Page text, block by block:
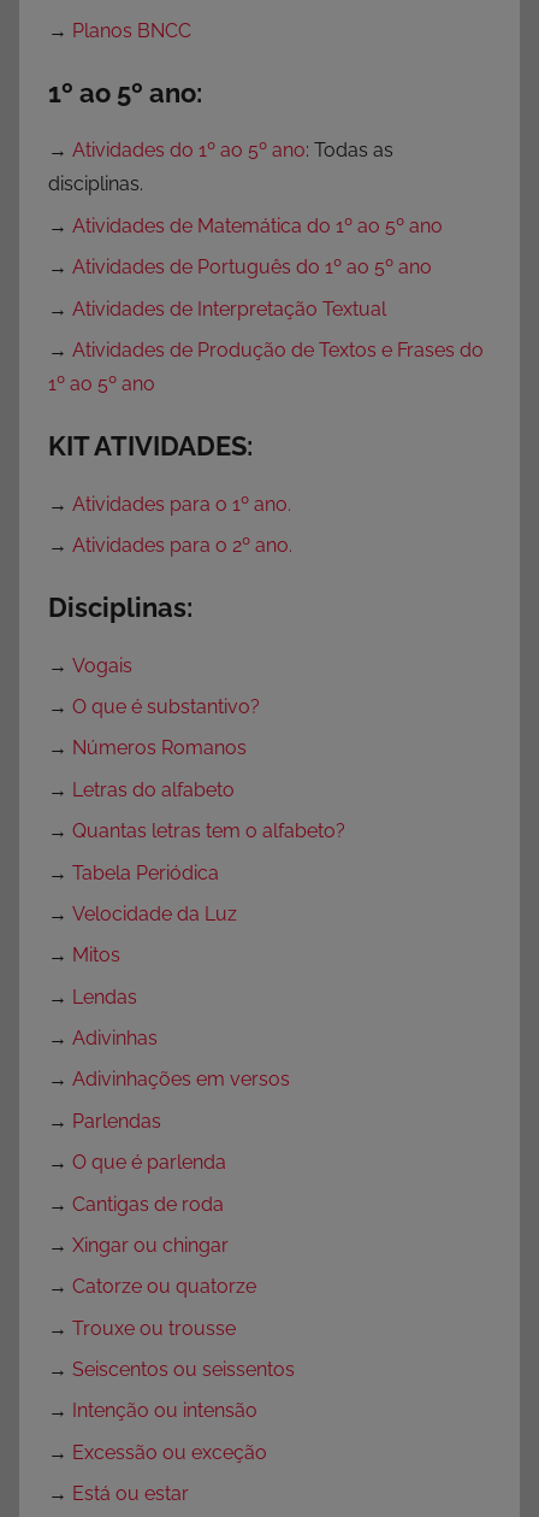
v
d
e
p
a
r
f
e
o
r
→ Planos BNCC
1º ao 5º ano:
→ Atividades do 1º ao 5º ano: Todas as
disciplinas.
→ Atividades de Matemática do 1º ao 5º ano
→ Atividades de Português do 1º ao 5º ano
→ Atividades de Interpretação Textual
→ Atividades de Produção de Textos e Frases do
1º ao 5º ano
KIT ATIVIDADES:
→ Atividades para o 1º ano.
→ Atividades para o 2º ano.
Disciplinas:
→ Vogais
→ O que é substantivo?
→ Números Romanos
→ Letras do alfabeto
→ Quantas letras tem o alfabeto?
→ Tabela Periódica
→ Velocidade da Luz
→ Mitos
→ Lendas
→ Adivinhas
→ Adivinhações em versos
→ Parlendas
→ O que é parlenda
→ Cantigas de roda
→ Xingar ou chingar
→ Catorze ou quatorze
→ Trouxe ou trousse
→ Seiscentos ou seissentos
→
Intenção ou intensão
→ Excessão ou exceção
→ Está ou estar